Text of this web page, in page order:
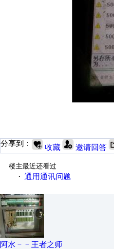
分享到： 收藏 邀请回答
楼主最近还看过
· 通用通讯问题
阿水－－王者之师